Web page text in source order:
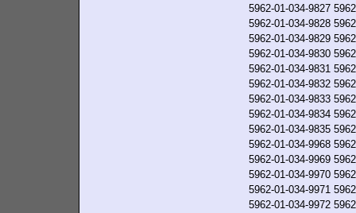
5962-01-034-9827
5962-01-034-9828
5962-01-034-9829
5962-01-034-9830
5962-01-034-9831
5962-01-034-9832
5962-01-034-9833
5962-01-034-9834
5962-01-034-9835
5962-01-034-9968
5962-01-034-9969
5962-01-034-9970
5962-01-034-9971
5962-01-034-9972